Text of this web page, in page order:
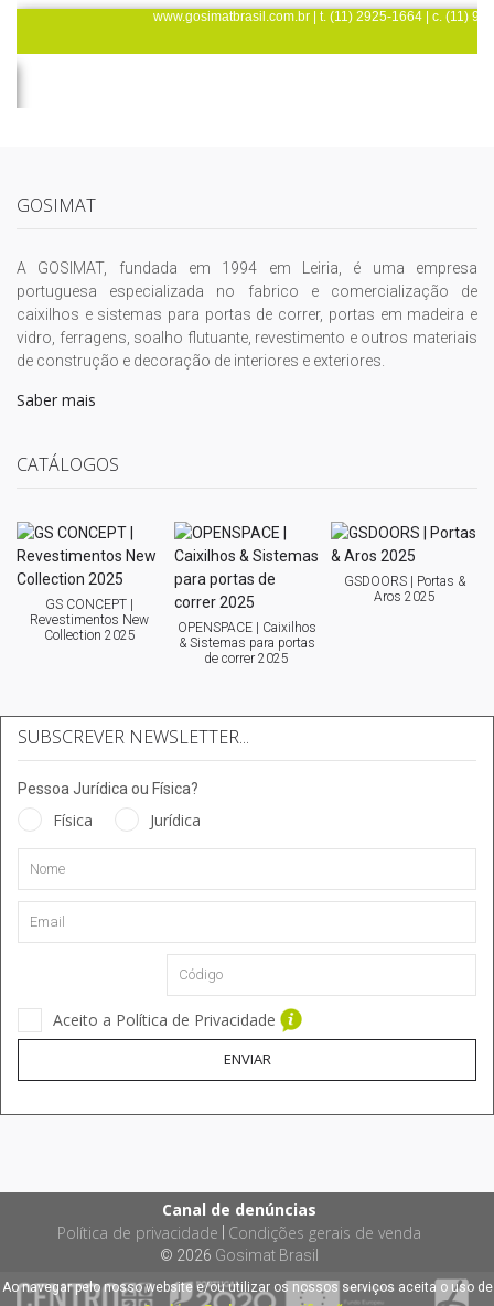
GOSIMAT
A GOSIMAT, fundada em 1994 em Leiria, é uma empresa
portuguesa especializada no fabrico e comercialização de
caixilhos e sistemas para portas de correr, portas em madeira e
vidro, ferragens, soalho flutuante, revestimento e outros materiais
de construção e decoração de interiores e exteriores.
Saber mais
CATÁLOGOS
GS CONCEPT |
Revestimentos New
Collection 2025
OPENSPACE | Caixilhos
& Sistemas para portas
de correr 2025
GSDOORS | Portas &
Aros 2025
SUBSCREVER NEWSLETTER...
Pessoa Jurídica ou Física?
Física Jurídica
Aceito a Política de Privacidade
ENVIAR
Canal de denúncias
Política de privacidade | Condições gerais de venda
© 2026 Gosimat Brasil
Ao navegar pelo nosso website e/ou utilizar os nossos serviços aceita o uso de